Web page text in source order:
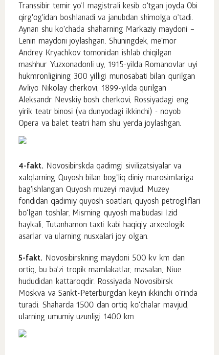
Transsibir temir yo'l magistrali kesib o'tgan joyda Obi
qirg'og'idan boshlanadi va janubdan shimolga o'tadi.
Aynan shu ko'chada shaharning Markaziy maydoni –
Lenin maydoni joylashgan. Shuningdek, me'mor
Andrey Kryachkov tomonidan ishlab chiqilgan
mashhur Yuzxonadonli uy, 1915-yilda Romanovlar uyi
hukmronligining 300 yilligi munosabati bilan qurilgan
Avliyo Nikolay cherkovi, 1899-yilda qurilgan
Aleksandr Nevskiy bosh cherkovi, Rossiyadagi eng
yirik teatr binosi (va dunyodagi ikkinchi) - noyob
Opera va balet teatri ham shu yerda joylashgan.
4-fakt. Novosibirskda qadimgi sivilizatsiyalar va
xalqlarning Quyosh bilan bog'liq diniy marosimlariga
bag'ishlangan Quyosh muzeyi mavjud. Muzey
fondidan qadimiy quyosh soatlari, quyosh petrogliflari
bo'lgan toshlar, Misrning quyosh ma'budasi Izid
haykali, Tutanhamon taxti kabi haqiqiy arxeologik
asarlar va ularning nusxalari joy olgan.
5-fakt. Novosibirskning maydoni 500 kv km dan
ortiq, bu ba'zi tropik mamlakatlar, masalan, Niue
hududidan kattaroqdir. Rossiyada Novosibirsk
Moskva va Sankt-Peterburgdan keyin ikkinchi o'rinda
turadi. Shaharda 1500 dan ortiq ko'chalar mavjud,
ularning umumiy uzunligi 1400 km.